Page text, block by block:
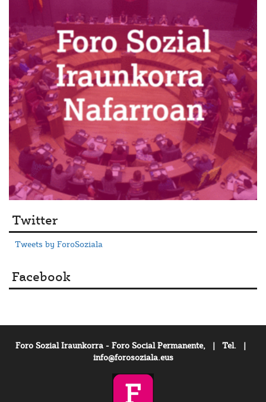
Twitter
Tweets by ForoSoziala
Facebook
Foro Sozial Iraunkorra - Foro Social Permanente, | Tel. |
info@forosoziala.eus